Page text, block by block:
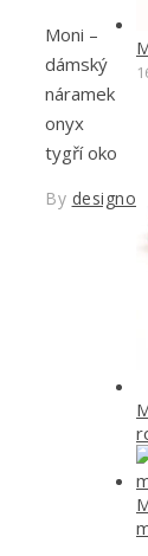
Moni –
dámský
náramek
onyx
tygří oko
By